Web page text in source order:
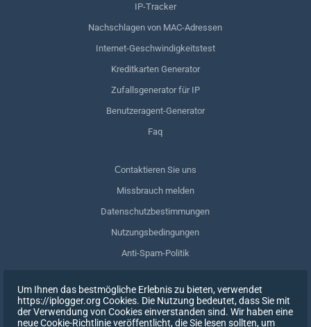
IP-Tracker
Nachschlagen von MAC-Adressen
Internet-Geschwindigkeitstest
Kreditkarten Generator
Zufallsgenerator für IP
Benutzeragent-Generator
Faq
Сontaktieren Sie uns
Missbrauch melden
Datenschutzbestimmungen
Nutzungsbedingungen
Anti-Spam-Politik
Meine Daten löschen
Zustimmung zurückziehen
Um Ihnen das bestmögliche Erlebnis zu bieten, verwendet
https://iplogger.org Cookies. Die Nutzung bedeutet, dass Sie mit
der Verwendung von Cookies einverstanden sind. Wir haben eine
neue Cookie-Richtlinie veröffentlicht, die Sie lesen sollten, um